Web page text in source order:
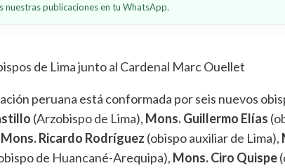
nuestras publicaciones en tu WhatsApp.
de Lima junto al Cardenal Marc Ouellet
peruana está conformada por seis nuevos
(Arzobispo de Lima), Mons. Guillermo Elías
Mons. Ricardo Rodríguez (obispo auxiliar de Lima),
de Huancané-Arequipa), Mons. Ciro Quispe